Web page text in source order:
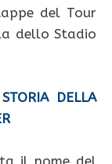
del Tour
dello Stadio
DELLA
il nome del